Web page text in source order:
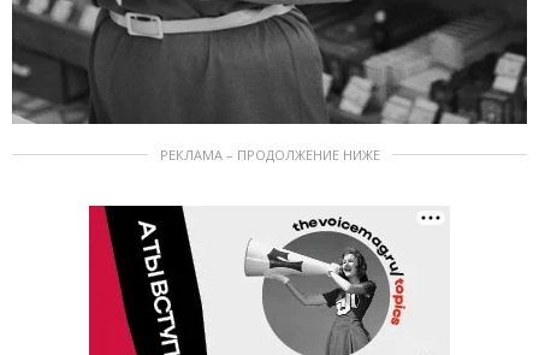
РЕКЛАМА – ПРОДОЛЖЕНИЕ НИЖЕ